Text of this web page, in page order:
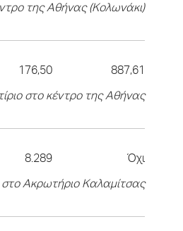
της Αθήνας (Κολωνάκι)
176,50 887,61
στο κέντρο της Αθήνας
8.289 Όχι
Ακρωτήριο Καλαμίτσας